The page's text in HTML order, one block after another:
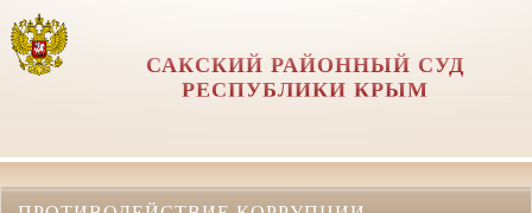
САКСКИЙ РАЙОННЫЙ СУД
РЕСПУБЛИКИ КРЫМ